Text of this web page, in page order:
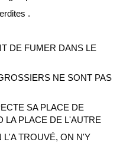
.
DE FUMER DANS LE
NE SONT PAS
SA PLACE DE
LA PLACE DE L'AUTRE
L'A TROUVÉ, ON N'Y